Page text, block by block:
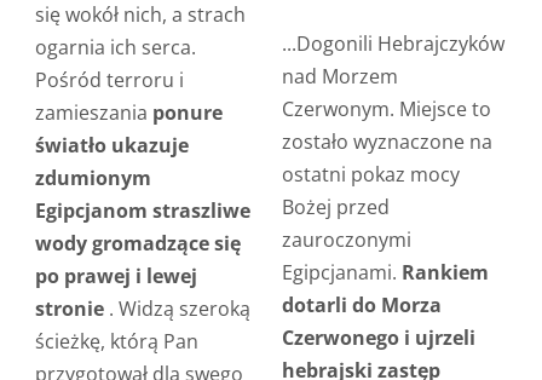
się wokół nich, a strach
ogarnia ich serca.
Pośród terroru i
zamieszania ponure
światło ukazuje
zdumionym
Egipcjanom straszliwe
wody gromadzące się
po prawej i lewej
stronie. Widzą szeroką
ścieżkę, którą Pan
przygotował dla swego
...Dogonili Hebrajczyków
nad Morzem
Czerwonym. Miejsce to
zostało wyznaczone na
ostatni pokaz mocy
Bożej przed
zauroczonymi
Egipcjanami. Rankiem
dotarli do Morza
Czerwonego i ujrzeli
hebrajski zastęp